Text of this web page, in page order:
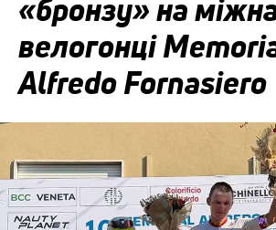
«бронзу» на
велогонці
Alfredo Fornasiero